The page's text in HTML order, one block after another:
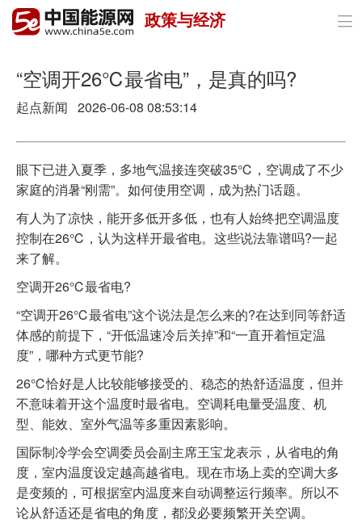
首页
政策与经济
油气
煤炭
电力
新能源
政策与经济 
“空调开26℃最省电”，是真的吗?
起点新闻 2026-06-08 08:53:14
眼下已进入夏季，多地气温接连突破35℃，空调成了不少
家庭的消暑“刚需”。如何使用空调，成为热门话题。
有人为了凉快，能开多低开多低，也有人始终把空调温度
控制在26℃，认为这样开最省电。这些说法靠谱吗?一起
来了解。
空调开26℃最省电?
“空调开26℃最省电”这个说法是怎么来的?在达到同等舒适
体感的前提下，“开低温速冷后关掉”和“一直开着恒定温
度”，哪种方式更节能?
26℃恰好是人比较能够接受的、稳态的热舒适温度，但并
不意味着开这个温度时最省电。空调耗电量受温度、机
型、能效、室外气温等多重因素影响。
国际制冷学会空调委员会副主席王宝龙表示，从省电的角
度，室内温度设定越高越省电。现在市场上卖的空调大多
是变频的，可根据室内温度来自动调整运行频率。所以不
论从舒适还是省电的角度，都没必要频繁开关空调。